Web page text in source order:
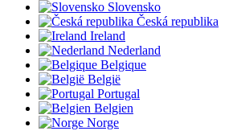
Slovensko
Česká republika
Ireland
Nederland
Belgique
België
Portugal
Belgien
Norge